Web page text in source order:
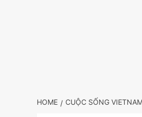
HOME CUỘC SỐNG